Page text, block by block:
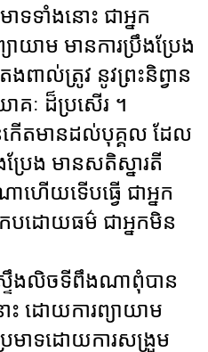
ទទាំងនោះ ជាអ្នក
យាម មានការប្រឹងប្រែង
ែងពាល់ត្រូវ នូវព្រះនិព្វាន
គៈ ដ៏ប្រសើរ ។
ើតមានដល់បុគ្គល ដែល
រែង មានសតិស្នារតី
ាហើយទើបធ្វើ ជាអ្នក
ដោយធម៌ ជាអ្នកមិន
ងលិចទីពឹងណាពុំបាន
ោះ ដោយការព្យាយាម
មាទដោយការសង្រួម